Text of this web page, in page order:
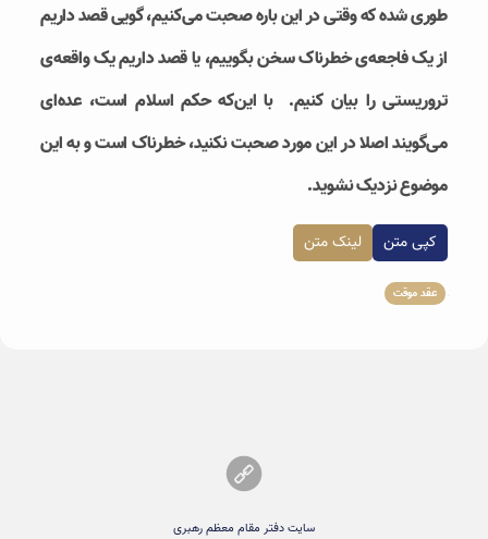
طوری شده که وقتی در این باره صحبت می‌کنیم، گویی قصد داریم
از یک فاجعه‌ی خطرناک سخن بگوییم، یا قصد داریم یک واقعه‌ی
تروریستی را بیان کنیم. با این‌که حکم اسلام است، عده‌ای
می‌گویند اصلا در این مورد صحبت نکنید، خطرناک است و به این
موضوع نزدیک نشوید.
کپی متن لینک متن
عقد موقت
سایت دفتر مقام معظم رهبری